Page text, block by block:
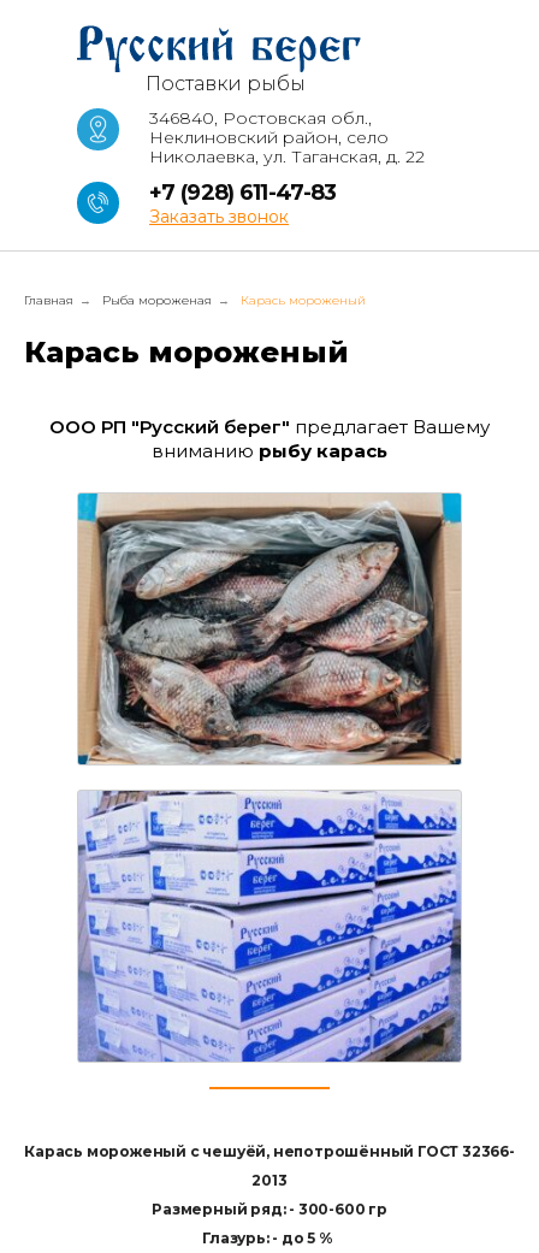
Поставки рыбы
346840, Ростовская обл.,
Неклиновский район, село
Николаевка, ул. Таганская, д. 22
Заказать звонок
+7 (928) 611-47-83
Главная → Рыба мороженая → Карась мороженый
Карась мороженый
ООО РП "Русский берег" предлагает Вашему
вниманию рыбу карась
Карась мороженый с чешуёй, непотрошённый ГОСТ 32366-
2013
Размерный ряд: - 300-600 гр
Глазурь: - до 5 %